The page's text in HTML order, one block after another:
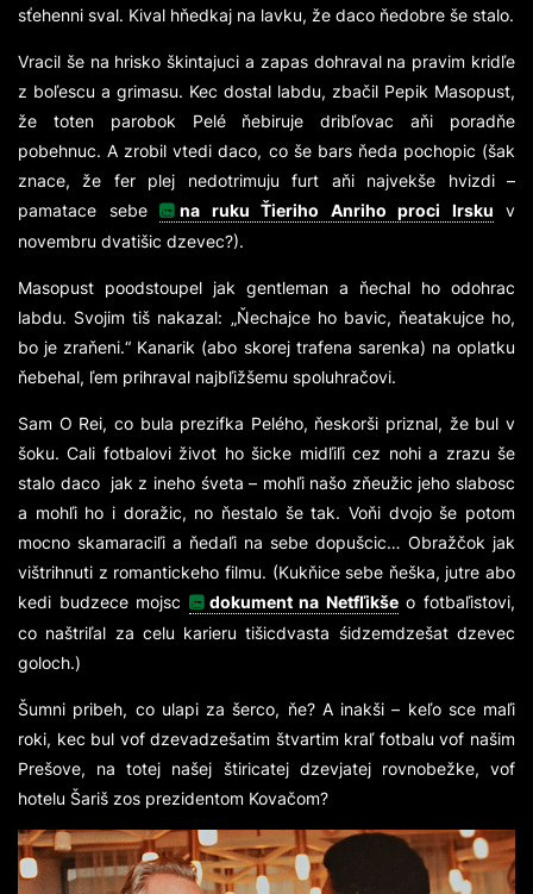
sťehenni sval. Kival hňedkaj na lavku, že daco ňedobre še stalo.
Vracil še na hrisko škintajuci a zapas dohraval na pravim kridľe
z boľescu a grimasu. Kec dostal labdu, zbačil Pepik Masopust,
že toten parobok Pelé ňebiruje dribľovac aňi poradňe
pobehnuc. A zrobil vtedi daco, co še bars ňeda pochopic (šak
znace, že fer plej nedotrimuju furt aňi najvekše hvizdi –
pamatace sebe
na ruku Ťieriho Anriho proci Irsku v
novembru dvatišic dzevec?).
Masopust poodstoupel jak gentleman a ňechal ho odohrac
labdu. Svojim tiš nakazal: „Ňechajce ho bavic, ňeatakujce ho,
bo je zraňeni.“ Kanarik (abo skorej trafena sarenka) na oplatku
ňebehal, ľem prihraval najbľižšemu spoluhračovi.
Sam O Rei, co bula prezifka Pelého, ňeskorši priznal, že bul v
šoku. Cali fotbalovi život ho šicke midľiľi cez nohi a zrazu še
stalo daco jak z ineho śveta – mohľi našo zňeužic jeho slabosc
a mohľi ho i doražic, no ňestalo še tak. Voňi dvojo še potom
mocno skamaraciľi a ňedaľi na sebe dopušcic… Obražčok jak
vištrihnuti z romantickeho filmu. (Kukňice sebe ňeška, jutre abo
kedi budzece mojsc
dokument na Netfľikšeo fotbaľistovi,
co naštriľal za celu karieru tišicdvasta śidzemdzešat dzevec
goloch.)
Šumni pribeh, co ulapi za šerco, ňe? A inakši – keľo sce maľi
roki, kec bul vof dzevadzešatim štvartim kraľ fotbalu vof našim
Prešove, na totej našej štiricatej dzevjatej rovnobežke, vof
hotelu Šariš zos prezidentom Kovačom?